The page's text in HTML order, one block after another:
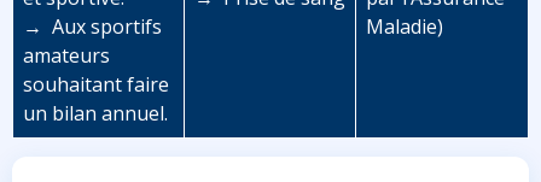
→ Aux sportifs
amateurs
souhaitant faire
un bilan annuel.
Maladie)